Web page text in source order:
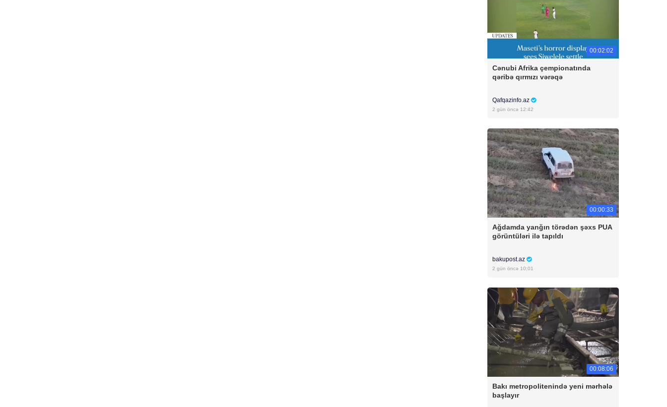
00:02:02
Cənubi Afrika çempionatında
qəribə qırmızı vərəqə
Qafqazinfo.az
2 gün öncə 12:42
00:00:33
Ağdamda yanğın törədən şəxs PUA
görüntüləri ilə tapıldı
bakupost.az
2 gün öncə 10:01
00:08:06
Bakı metropolitenində yeni mərhələ
başlayır